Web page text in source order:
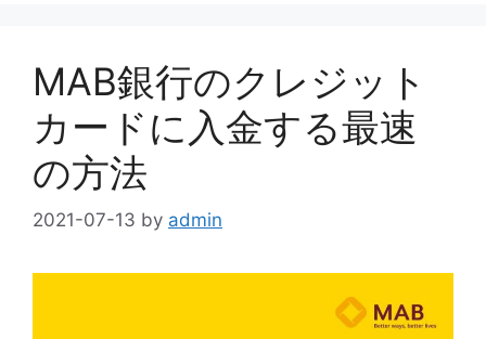
MAB銀行のクレジット
カードに入金する最速
の方法
2021-07-13 by admin